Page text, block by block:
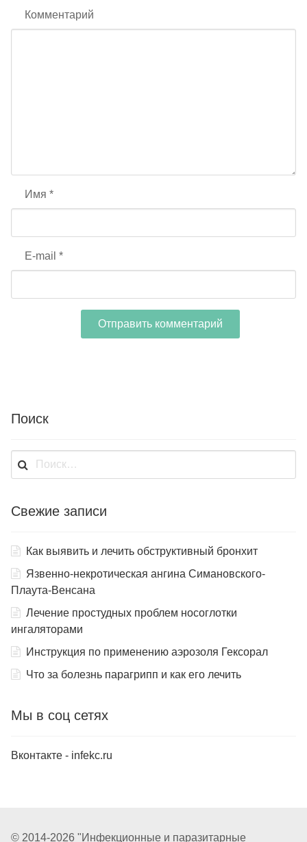
Комментарий
Имя *
E-mail *
Поиск
Найти:
Свежие записи
Как выявить и лечить обструктивный бронхит
Язвенно-некротическая ангина Симановского-
Плаута-Венсана
Лечение простудных проблем носоглотки
ингаляторами
Инструкция по применению аэрозоля Гексорал
Что за болезнь парагрипп и как его лечить
Мы в соц сетях
Вконтакте - infekc.ru
© 2014-2026 "Инфекционные и паразитарные